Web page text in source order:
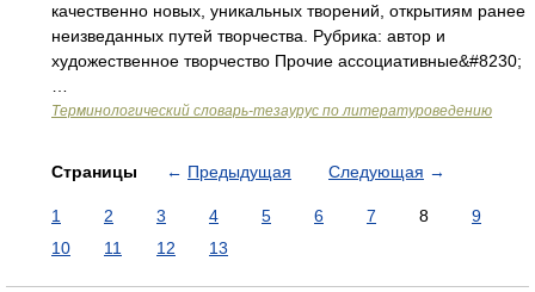
качественно новых, уникальных творений, открытиям ранее
неизведанных путей творчества. Рубрика: автор и
художественное творчество Прочие ассоциативные&#8230;
Терминологический словарь-тезаурус по литературоведению
Страницы ← Предыдущая Следующая →
1 2 3 4 5 6 7 8
9
10
11 12 13